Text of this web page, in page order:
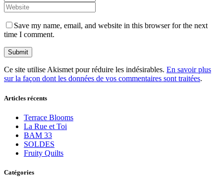
Save my name, email, and website in this browser for the next
time I comment.
Ce site utilise Akismet pour réduire les indésirables. En savoir plus
sur la façon dont les données de vos commentaires sont traitées.
Articles récents
Terrace Blooms
La Rue et Toi
BAM 33
SOLDES
Fruity Quilts
Catégories